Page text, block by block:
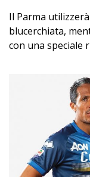
Il Parma
blucerchiata,
con una speciale